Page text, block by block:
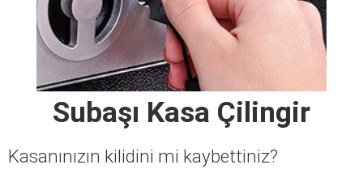
Subaşı Kasa Çilingir
Kasanınızın kilidini mi kaybettiniz?